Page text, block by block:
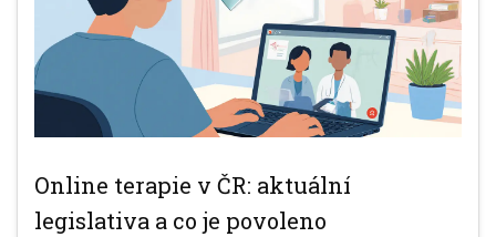
Online terapie v ČR: aktuální
legislativa a co je povoleno